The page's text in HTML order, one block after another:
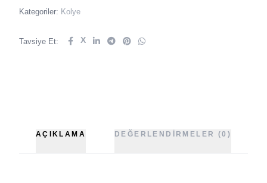
Kategoriler: Kolye
Tavsiye Et: X
AÇIKLAMA DEĞERLENDIRMELER (0)